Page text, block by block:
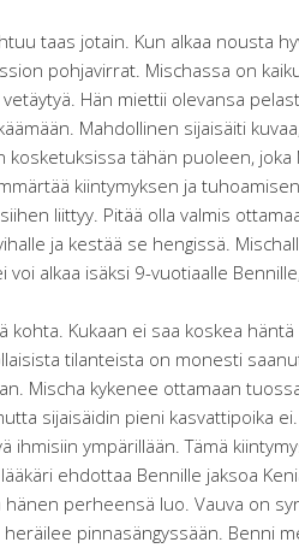
taas jotain. Kun alkaa nousta
pohjavirrat. Mischassa on
vetäytyä. Hän miettii olevansa
Mahdollinen sijaisäiti
kosketuksissa tähän puoleen, joka
kiintymyksen ja
liittyy. Pitää olla valmis
ja kestää se hengissä.
voi alkaa isäksi 9-vuotiaalle
kohta. Kukaan ei saa koskea
tilanteista on monesti
Mischa kykenee ottamaan
sijaisäidin pieni kasvattipoika
ihmisiin ympärillään. Tämä
ehdottaa Bennille jaksoa
hänen perheensä luo. Vauva on
pinnasängyssään. Benni